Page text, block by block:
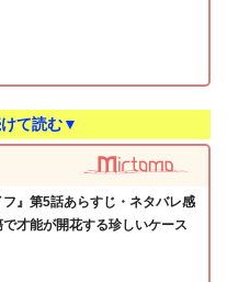
て読む▼
フ』第5話あらすじ・ネタバレ感
才能が開花する珍しいケース